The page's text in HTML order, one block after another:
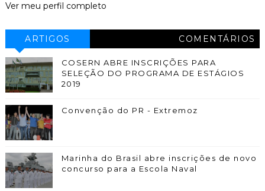
Ver meu perfil completo
ARTIGOS COMENTÁRIOS
COSERN ABRE INSCRIÇÕES PARA
SELEÇÃO DO PROGRAMA DE ESTÁGIOS
2019
Convenção do PR - Extremoz
Marinha do Brasil abre inscrições de novo
concurso para a Escola Naval